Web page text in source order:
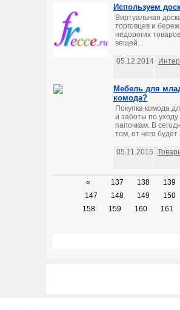
Используем
Виртуальная
торговцев и
недорогих
вещей...
05.12.2014
Мебель для
комода?
Покупка комода
и заботы по
папочкам. В
том, от чего
05.11.2015
« 137 138
139
147
148 149
150
158
159 160 161